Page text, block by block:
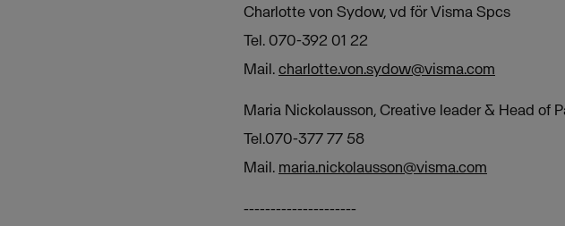
Charlotte von Sydow, vd för Visma Spcs
Tel. 070-392 01 22
Mail.charlotte.von.sydow@visma.com
Maria Nickolausson, Creative leader & Head of
Tel.070-377 77 58
Mail. maria.nickolausson@visma.com
---------------------